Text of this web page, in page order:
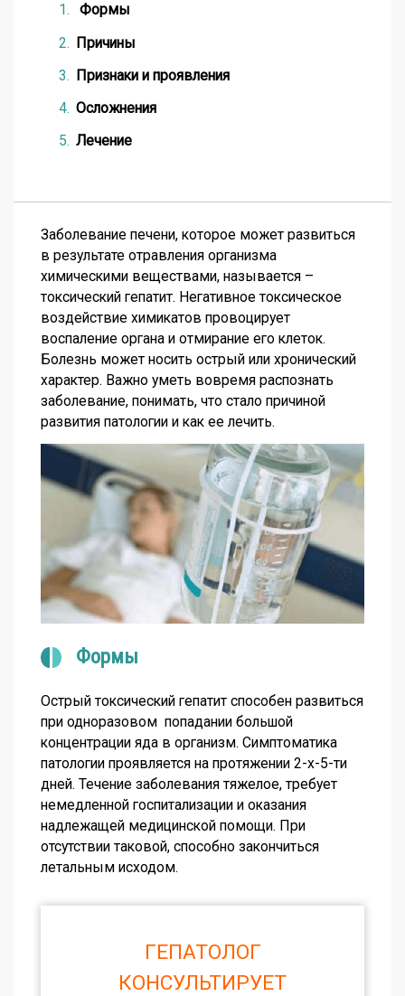
Формы
Причины
Признаки и проявления
Осложнения
Лечение
Заболевание печени, которое может развиться
в результате отравления организма
химическими веществами, называется –
токсический гепатит. Негативное токсическое
воздействие химикатов провоцирует
воспаление органа и отмирание его клеток.
Болезнь может носить острый или хронический
характер. Важно уметь вовремя распознать
заболевание, понимать, что стало причиной
развития патологии и как ее лечить.
Формы
Острый токсический гепатит способен развиться
при одноразовом попадании большой
концентрации яда в организм. Симптоматика
патологии проявляется на протяжении 2-х-5-ти
дней. Течение заболевания тяжелое, требует
немедленной госпитализации и оказания
надлежащей медицинской помощи. При
отсутствии таковой, способно закончиться
летальным исходом.
ГЕПАТОЛОГ
КОНСУЛЬТИРУЕТ